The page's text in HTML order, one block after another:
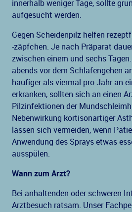
innerhalb weniger Tage, sollte
aufgesucht werden.
Gegen Scheidenpilz helfen
-zäpfchen. Je nach Präparat
zwischen einem und sechs
abends vor dem Schlafengehen
häufiger als viermal pro Jahr an
erkranken, sollten sich an einen
Pilzinfektionen der
Nebenwirkung kortisonartiger
lassen sich vermeiden, wenn
Anwendung des Sprays etwas
ausspülen.
Wann zum Arzt?
Bei anhaltenden oder schweren
Arztbesuch ratsam. Unser